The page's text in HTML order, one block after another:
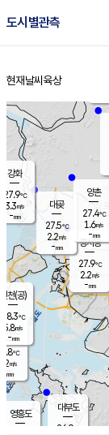
도시별관측
홈
현재날씨 육상
의도
℃
m/s
mm
영흥도
대부도
26.9
경서동
27.9℃
2.2m/s
-mm
대곶
27.5℃
2.2m/s
-mm
양촌
27.4℃
1.6m/s
-mm
강화
27.9℃
3.3m/s
-mm
인천(공)
28.3℃
5.8m/s
-mm